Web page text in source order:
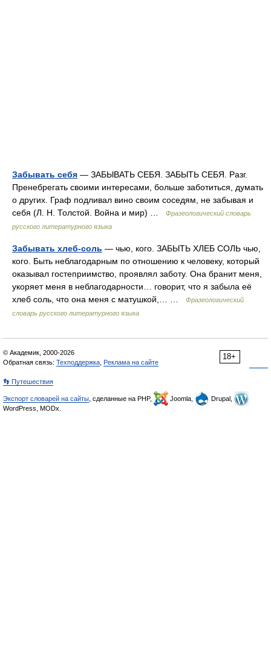
Забывать себя — ЗАБЫВАТЬ СЕБЯ. ЗАБЫТЬ СЕБЯ. Разг.
Пренебрегать своими интересами, больше заботиться, думать
о других. Граф подливал вино своим соседям, не забывая и
себя (Л. Н. Толстой. Война и мир) …
Фразеологический словарь
русского литературного языка
Забывать хлеб-соль — чью, кого. ЗАБЫТЬ ХЛЕБ СОЛЬ чью,
кого. Быть неблагодарным по отношению к человеку, который
оказывал гостеприимство, проявлял заботу. Она бранит меня,
укоряет меня в неблагодарности… говорит, что я забыла её
хлеб соль, что она меня с матушкой,… …
Фразеологический
словарь русского литературного языка
18+
© Академик, 2000-2026
Обратная связь: Техподдержка Реклама на сайте
👣 Путешествия
Экспорт словарей на сайты , сделанные на PHP, Joomla,
Drupal,
WordPress, MODx.